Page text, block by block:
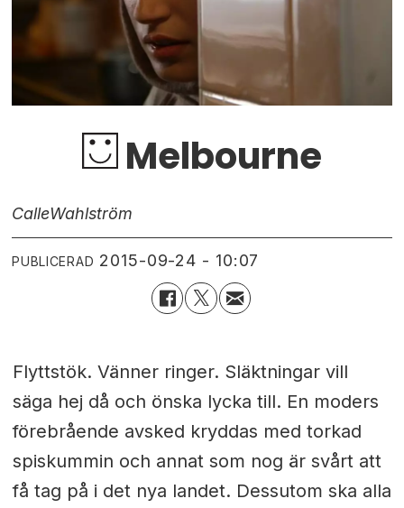
Melbourne
CalleWahlström
PUBLICERAD 2015-09-24 - 10:07
Flyttstök. Vänner ringer. Släktningar vill
säga hej då och önska lycka till. En moders
förebrående avsked kryddas med torkad
spiskummin och annat som nog är svårt att
få tag på i det nya landet. Dessutom ska alla